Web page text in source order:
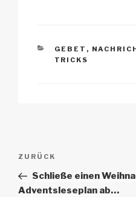
KATEGORIEN
GEBET ,
TRICKS
Beitrags-
Vorheriger
Beitrag
ZURÜCK
Schließe einen
Adventsleseplan ab…